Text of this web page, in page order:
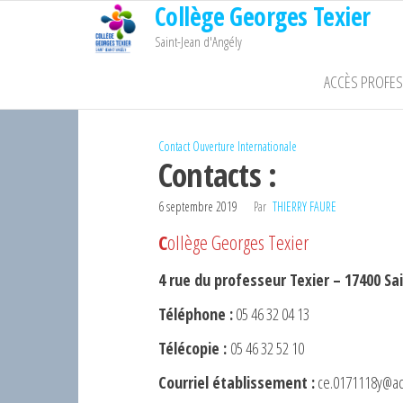
Collège Georges Texier
Saint-Jean d'Angély
ACCÈS
Contact Ouverture Internationale
Contacts :
6 septembre 2019 Par THIERRY FAURE
Collège Georges Texier
4 rue du professeur Texier – 17400
Téléphone :05 46 32 04 13
Télécopie : 05 46 32 52 10
Courriel établissement :